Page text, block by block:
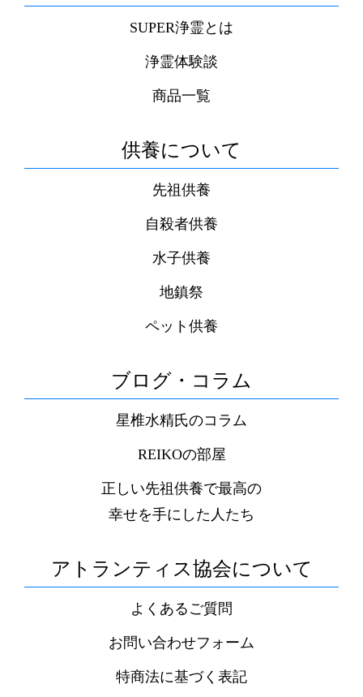
SUPER浄霊とは
浄霊体験談
商品一覧
供養について
先祖供養
自殺者供養
水子供養
地鎮祭
ペット供養
ブログ・コラム
星椎水精氏のコラム
REIKOの部屋
正しい先祖供養で最高の
幸せを手にした人たち
アトランティス協会について
よくあるご質問
お問い合わせフォーム
特商法に基づく表記